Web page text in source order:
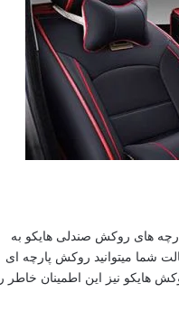
های روکش صندلی هایکو به
شما میتوانید روکش پارچه ای
هایکو نیز این اطمینان خاطر را